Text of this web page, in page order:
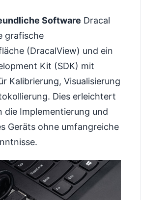
Software Dracal
grafische
(DracalView) und ein
Kit (SDK) mit
Kalibrierung, Visualisierung
Dies erleichtert
die Implementierung und
Geräts ohne umfangreiche